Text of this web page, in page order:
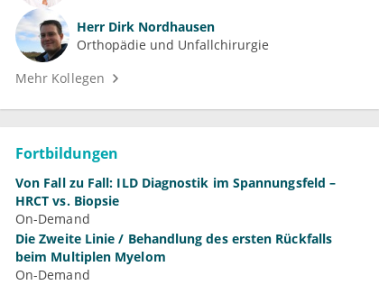
Herr Dirk Nordhausen
Orthopädie und Unfallchirurgie
Mehr Kollegen
Fortbildungen
Von Fall zu Fall: ILD Diagnostik im Spannungsfeld –
HRCT vs. Biopsie
On-Demand
Die Zweite Linie / Behandlung des ersten Rückfalls
beim Multiplen Myelom
On-Demand